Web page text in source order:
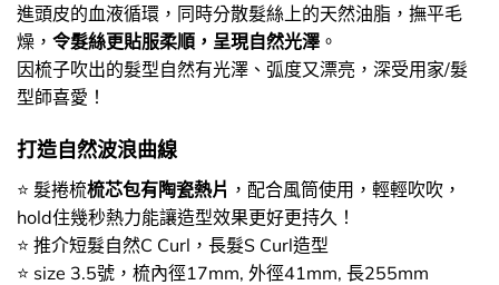
進頭皮的血液循環，同時分散髮絲上的天然油脂，撫平毛
燥， 令髮絲更貼服柔順，呈現自然光澤 。
因梳子吹出的髮型自然有光澤、弧度又漂亮，深受用家/髮
型師喜愛！
打造自然波浪曲線
⭐ 髮捲梳梳芯包有陶瓷熱片 ，配合風筒使用，輕輕吹吹，
hold住幾秒熱力能讓造型效果更好更持久！
⭐ 推介短髮自然C Curl，長髮S Curl造型
⭐ size 3.5號，梳內徑17mm, 外徑41mm, 長255mm